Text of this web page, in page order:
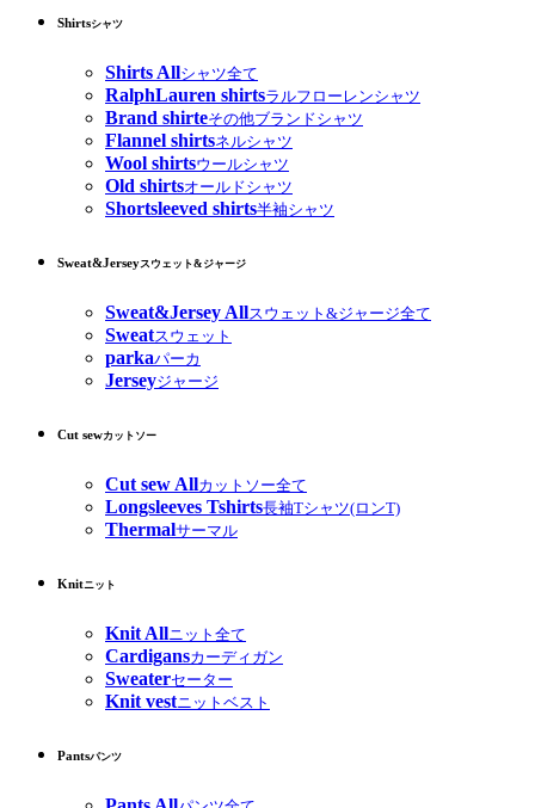
Shirtsシャツ
Shirts Allシャツ全て
RalphLauren shirtsラルフローレンシャツ
Brand shirteその他ブランドシャツ
Flannel shirtsネルシャツ
Wool shirtsウールシャツ
Old shirtsオールドシャツ
Shortsleeved shirts半袖シャツ
Sweat&Jerseyスウェット&ジャージ
Sweat&Jersey Allスウェット&ジャージ全て
Sweatスウェット
parkaパーカ
Jerseyジャージ
Cut sewカットソー
Cut sew Allカットソー全て
Longsleeves Tshirts長袖Tシャツ(ロンT)
Thermalサーマル
Knitニット
Knit Allニット全て
Cardigansカーディガン
Sweaterセーター
Knit vestニットベスト
Pantsパンツ